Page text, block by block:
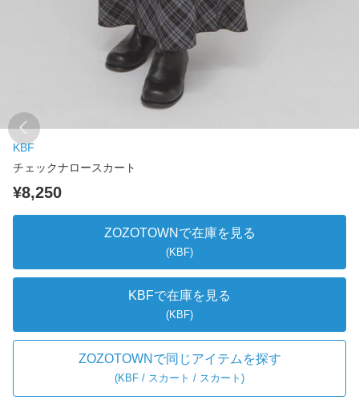
KBF
チェックナロースカート
¥8,250
ZOZOTOWNで在庫を見る
(KBF)
KBFで在庫を見る
(KBF)
ZOZOTOWNで同じアイテムを探す
(KBF / スカート / スカート )